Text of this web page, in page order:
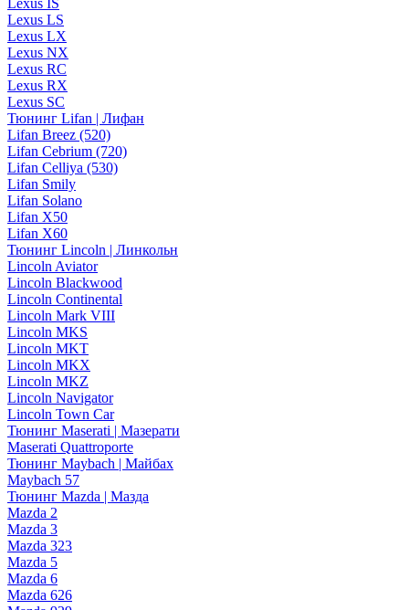
Lexus IS
Lexus LS
Lexus LX
Lexus NX
Lexus RC
Lexus RX
Lexus SC
Тюнинг Lifan | Лифан
Lifan Breez (520)
Lifan Cebrium (720)
Lifan Celliya (530)
Lifan Smily
Lifan Solano
Lifan X50
Lifan X60
Тюнинг Lincoln | Линкольн
Lincoln Aviator
Lincoln Blackwood
Lincoln Continental
Lincoln Mark VIII
Lincoln MKS
Lincoln MKT
Lincoln MKX
Lincoln MKZ
Lincoln Navigator
Lincoln Town Car
Тюнинг Maserati | Мазерати
Maserati Quattroporte
Тюнинг Maybach | Майбах
Maybach 57
Тюнинг Mazda | Мазда
Mazda 2
Mazda 3
Mazda 323
Mazda 5
Mazda 6
Mazda 626